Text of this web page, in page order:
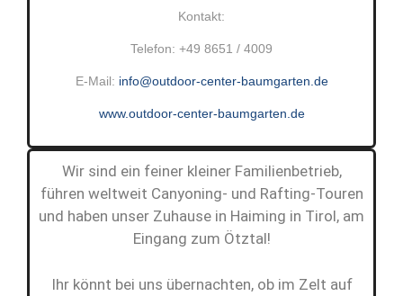
Kontakt:
Telefon: +49 8651 / 4009
E-Mail: info@outdoor-center-baumgarten.de
www.outdoor-center-baumgarten.de
Wir sind ein feiner kleiner Familienbetrieb,
führen weltweit Canyoning- und Rafting-Touren
und haben unser Zuhause in Haiming in Tirol, am
Eingang zum Ötztal!
Ihr könnt bei uns übernachten, ob im Zelt auf